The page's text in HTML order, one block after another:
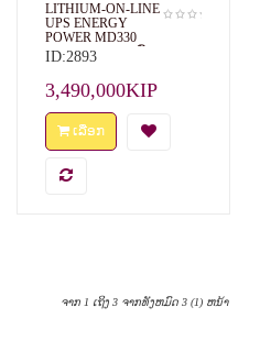
LITHIUM-ON-LINE
UPS ENERGY
POWER MD330
POWER BANK ຕົວ
ຊ່ວຍເພີ່ມພະລັງງານ
ໄຟຟ້າ
ID:2893
3,490,000KIP
ເລືອກ
ຈາກ 1 ເຖິງ 3 ຈາກທັງຫມົດ 3 (1) ຫນ້າ